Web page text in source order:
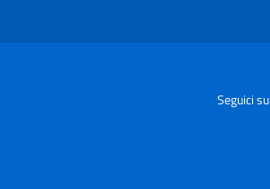
Seguici su